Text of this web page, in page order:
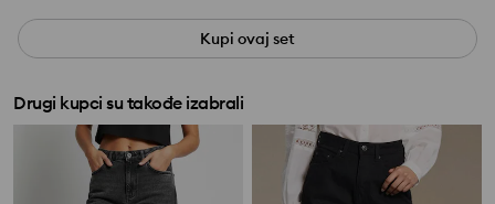
Kupi ovaj set
Drugi kupci su takođe izabrali